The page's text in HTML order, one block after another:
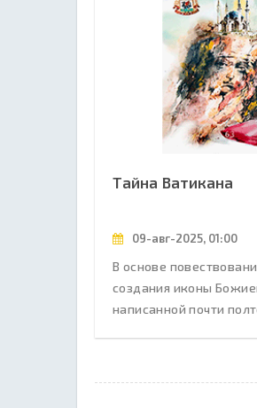
Тайна Ватикана
09-авг-2025, 01:00
В основе
создания иконы
написанной почти